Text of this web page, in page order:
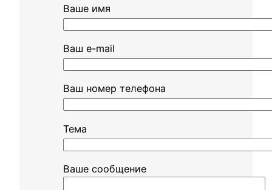
Ваше имя
Ваш e-mail
Ваш номер телефона
Тема
Ваше сообщение